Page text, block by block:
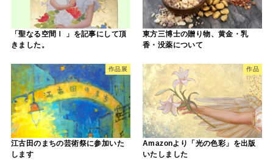
「聖なる空間Ⅰ 」を記事にして頂
きました。
東方三博士の贈り物、黄金・乳
香・没薬について
作品展
江古田のまちの芸術祭に参加いた
します
作品
Amazonより「光の色彩」を出版
いたしました